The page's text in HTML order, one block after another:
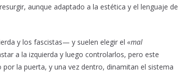
aunque adaptado a la estética y el lenguaje de
y los fascistas— y suelen elegir el «mal
a la izquierda y luego controlarlos, pero este
la puerta, y una vez dentro, dinamitan el sistema